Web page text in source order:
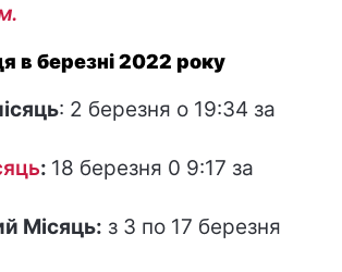
в березні 2022 року
: 2 березня о 19:34 за
: 18 березня 0 9:17 за
Місяць: з 3 по 17 березня